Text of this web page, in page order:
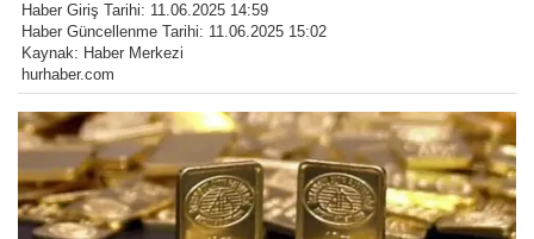
Haber Giriş Tarihi: 11.06.2025 14:59
Haber Güncellenme Tarihi: 11.06.2025 15:02
Kaynak: Haber Merkezi
hurhaber.com